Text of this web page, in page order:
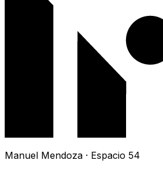
Manuel Mendoza · Espacio 54